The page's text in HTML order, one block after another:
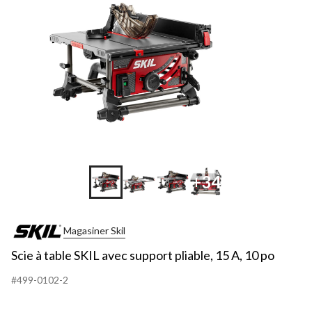
+34
Magasiner Skil
Scie à table SKIL avec support pliable, 15 A, 10 po
#499-0102-2